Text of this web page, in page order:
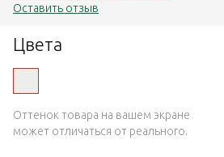
Цвета
Оттенок товара на вашем экране
может отличаться от реального.
Оставить отзыв